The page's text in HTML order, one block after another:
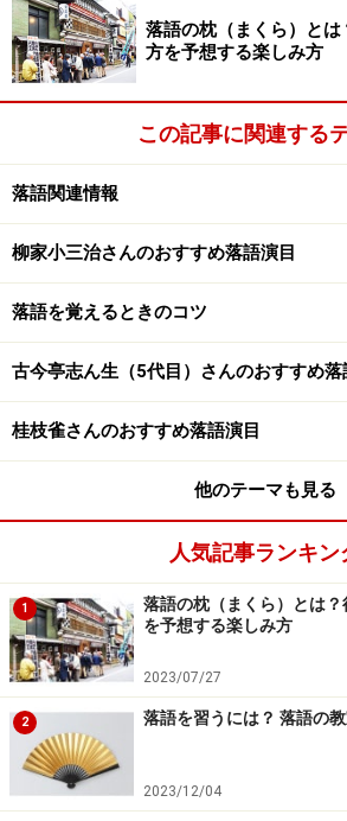
場所：お江戸日本橋亭
日時：2008年12月24日（水）開演/17
木戸銭：当日￥2,000/前売り￥1,500
出演者：三笑亭可女次・三笑亭夢花
亭桃太郎・ぴろき
クリスマスディナーショ
朝
元パートナーの過激な活動により、
小朝のディナーショー。日本の落語
う。
すが、品川プリンスでディナーを食
落語を聞けるのことを考えると安い
場所：品川プリンスホテル
日時：2008年12月24日（水）食事/
語/20：00～21：00
木戸銭（食事代込み）：￥16,000
出演者：春風亭小朝
落語の枕（まくら）とは
方を予想する楽しみ方
この記事に関連する
落語関連情報
柳家小三治さんのおすすめ落語演目
落語を覚えるときのコツ
古今亭志ん生（5代目）さんのおすすめ落
桂枝雀さんのおすすめ落語演目
他のテーマも見る
人気記事ランキン
1
落語の枕（まくら）とは
を予想する楽しみ方
2023/07/27
2 落語を習うには？ 落語の
2023/12/04